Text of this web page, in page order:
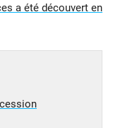
a été découvert en